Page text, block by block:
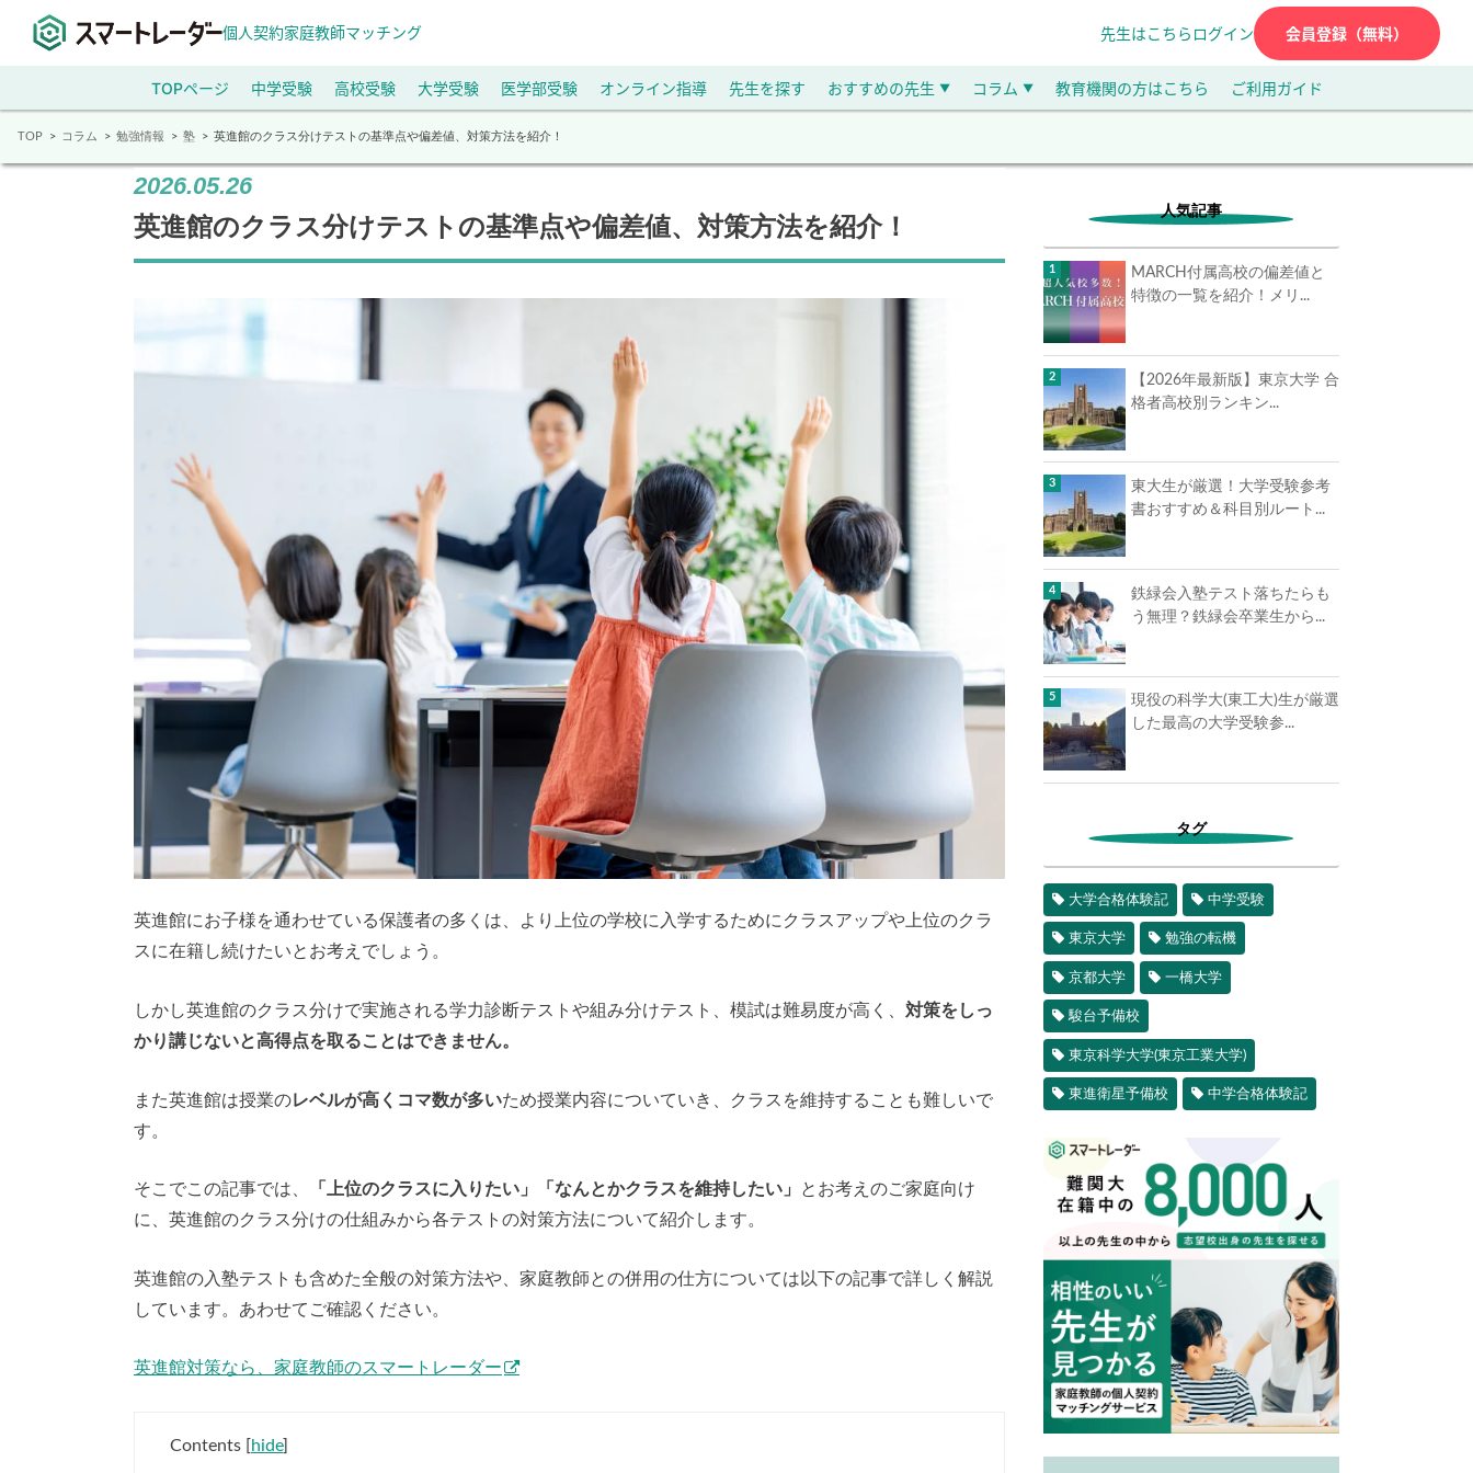
個人契約家庭教師マッチング 先生はこちら ログイン 会員登録（無料）
TOPページ 中学受験 高校受験 大学受験 医学部受験 オンライン指導 先生を探す おすすめの先生 ▼ コラム ▼ 教育機関の方はこちら ご利用ガイド
TOP コラム 勉強情報 塾 英進館のクラス分けテストの基準点や偏差値、対策方法を紹介！
2026.05.26
英進館のクラス分けテストの基準点や偏差値、対策方法を紹介！
英進館にお子様を通わせている保護者の多くは、より上位の学校に入学するためにクラスアップや上位のクラ
スに在籍し続けたいとお考えでしょう。
しかし英進館のクラス分けで実施される学力診断テストや組み分けテスト、模試は難易度が高く、 対策をしっ
かり講じないと高得点を取ることはできません。
また英進館は授業の レベルが高くコマ数が多いため授業内容についていき、クラスを維持することも難しいで
す。
そこでこの記事では、 「上位のクラスに入りたい」「なんとかクラスを維持したい」
とお考えのご家庭向け
に、英進館のクラス分けの仕組みから各テストの対策方法について紹介します。
英進館の入塾テストも含めた全般の対策方法や、家庭教師との併用の仕方については以下の記事で詳しく解説
しています。あわせてご確認ください。
英進館対策なら、家庭教師のスマートレーダー
Contents [hide]
人気記事
MARCH付属高校の偏差値と
特徴の一覧を紹介！メリ...
【2026年最新版】東京大学 合
格者高校別ランキン...
東大生が厳選！大学受験参考
書おすすめ＆科目別ルート...
鉄緑会入塾テスト落ちたらも
う無理？鉄緑会卒業生から...
現役の科学大(東工大)生が厳選
した最高の大学受験参...
タグ
大学合格体験記 中学受験
東京大学 勉強の転機
京都大学 一橋大学
駿台予備校
東京科学大学(東京工業大学)
東進衛星予備校 中学合格体験記